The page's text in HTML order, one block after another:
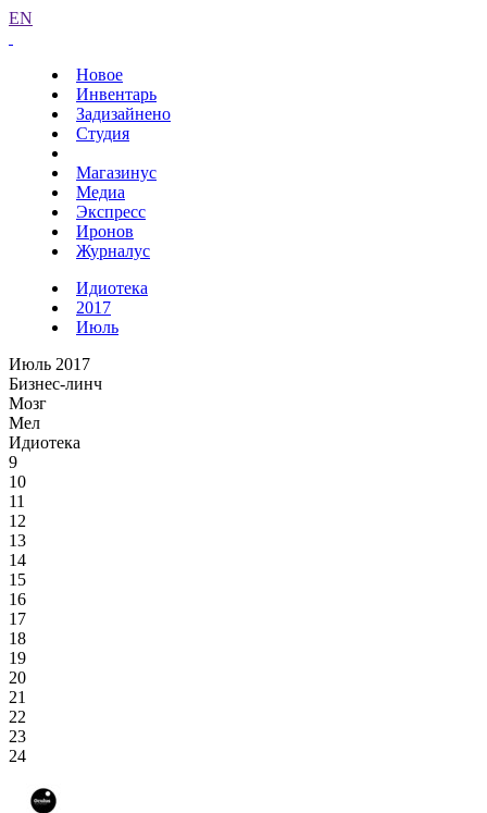
EN
Новое
Инвентарь
Задизайнено
Студия
Магазинус
Медиа
Экспресс
Иронов
Журналус
Идиотека
2017
Июль
Июль 2017
Бизнес-линч
Мозг
Мел
Идиотека
9
10
11
12
13
14
15
16
17
18
19
20
21
22
23
24